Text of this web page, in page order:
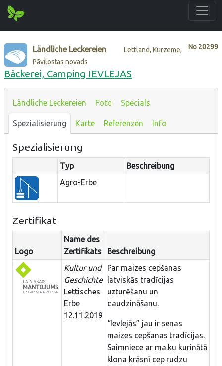
No 20299
Ländliche Leckereien
Lettland, Kurzeme,
Pāvilostas novads
Bäckerei, Camping IEVLEJAS
Ländliche Leckereien Foto Specials
Spezialisierung Karte Referenzen Info
Spezialisierung
Typ
Beschreibung
Agro-Erbe
Zertifikat
Logo
Name des
Zertifikats
Beschreibung
Kultur und
Geschichte
Lettisches
Erbe
12.11.2019
Par maizes cepšanas
latviskās tradīcijas
uzturēšanu un
daudzināšanu.
“Ievlejās” jau ir senas
maizes cepšanas tradīcijas.
Saimniece ar malku kurinātā
klona krāsnī cep rudzu